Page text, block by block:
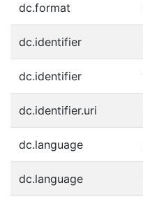
dc.format
dc.identifier
dc.identifier
dc.identifier.uri
dc.language
dc.language